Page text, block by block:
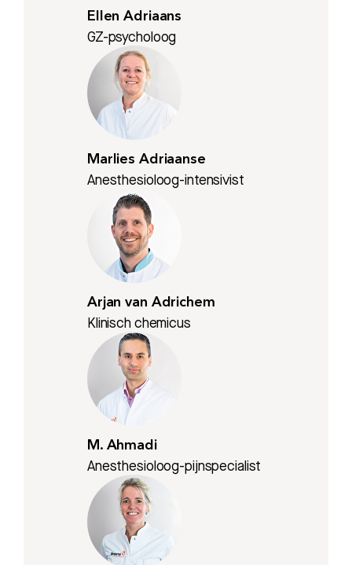
Ellen Adriaans
GZ-psycholoog
Marlies Adriaanse
Anesthesioloog-intensivist
Arjan van Adrichem
Klinisch chemicus
M. Ahmadi
Anesthesioloog-pijnspecialist